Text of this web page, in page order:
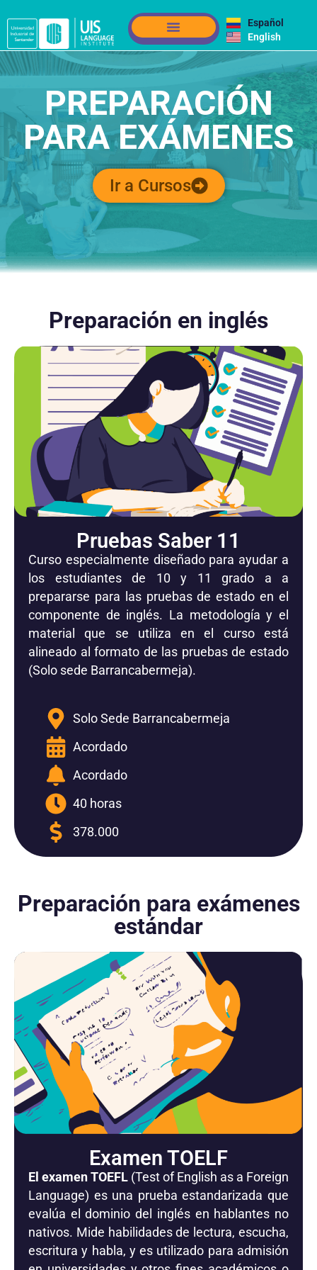
Español
English
PREPARACIÓN
PARA EXÁMENES
Ir a Cursos
Preparación en inglés
Pruebas Saber 11
Curso especialmente diseñado para ayudar a
los estudiantes de 10 y 11 grado a a
prepararse para las pruebas de estado en el
componente de inglés. La metodología y el
material que se utiliza en el curso está
alineado al formato de las pruebas de estado
(Solo sede Barrancabermeja).
Solo Sede Barrancabermeja
Acordado
Acordado
40 horas
378.000
Preparación para exámenes
estándar
Examen TOELF
El examen TOEFL (Test of English as a Foreign
Language) es una prueba estandarizada que
evalúa el dominio del inglés en hablantes no
nativos. Mide habilidades de lectura, escucha,
escritura y habla, y es utilizado para admisión